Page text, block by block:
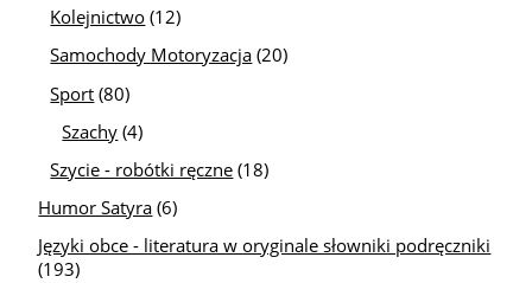
Kolejnictwo (12)
Samochody Motoryzacja (20)
Sport (80)
Szachy (4)
Szycie - robótki ręczne (18)
Humor Satyra (6)
Języki obce - literatura w oryginale słowniki podręczniki
(193)